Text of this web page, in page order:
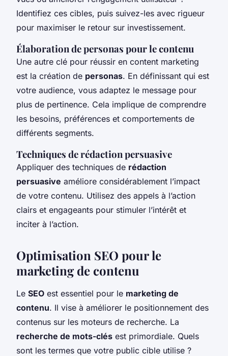
Identifiez ces cibles, puis suivez-les avec rigueur
pour maximiser le retour sur investissement.
Élaboration de personas pour le contenu
Une autre clé pour réussir en content marketing
est la création de personas. En définissant qui est
votre audience, vous adaptez le message pour
plus de pertinence. Cela implique de comprendre
les besoins, préférences et comportements de
différents segments.
Techniques de rédaction persuasive
Appliquer des techniques de rédaction
persuasive améliore considérablement l’impact
de votre contenu. Utilisez des appels à l’action
clairs et engageants pour stimuler l’intérêt et
inciter à l’action.
Optimisation SEO pour le
marketing de contenu
Le SEO est essentiel pour le marketing de
contenu. Il vise à améliorer le positionnement des
contenus sur les moteurs de recherche. La
recherche de mots-clés est primordiale. Quels
sont les termes que votre public cible utilise ?